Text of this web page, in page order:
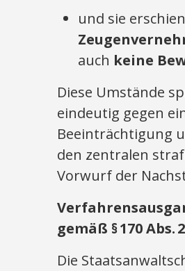
und sie erschien
auch keine
Diese Umstände
eindeutig gegen
Beeinträchtigung
den zentralen
Vorwurf der
gemäß §170 Abs.
Die